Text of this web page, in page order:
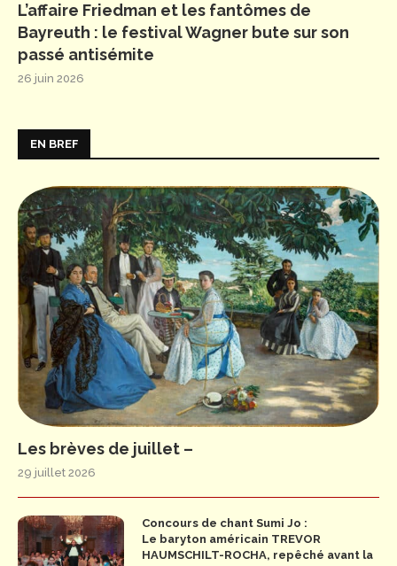
L’affaire Friedman et les fantômes de
Bayreuth : le festival Wagner bute sur son
passé antisémite
26 juin 2026
EN BREF
Les brèves de juillet –
29 juillet 2026
Concours de chant Sumi Jo :
Le baryton américain TREVOR
HAUMSCHILT-ROCHA, repêché avant la